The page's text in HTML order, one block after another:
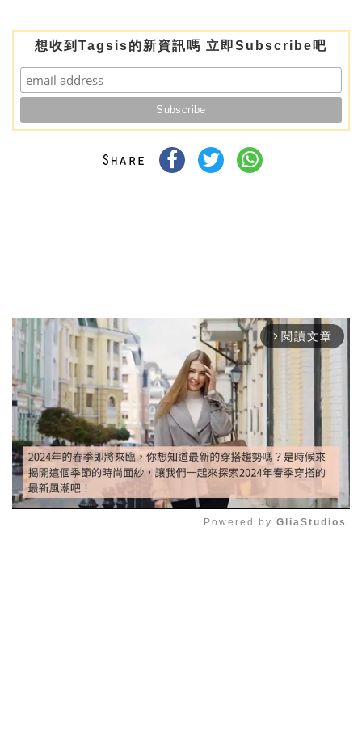
想收到Tagsis的新資訊嗎 立即Subscribe吧
arrow_forward_ios 閱讀文章
Powered by GliaStudios